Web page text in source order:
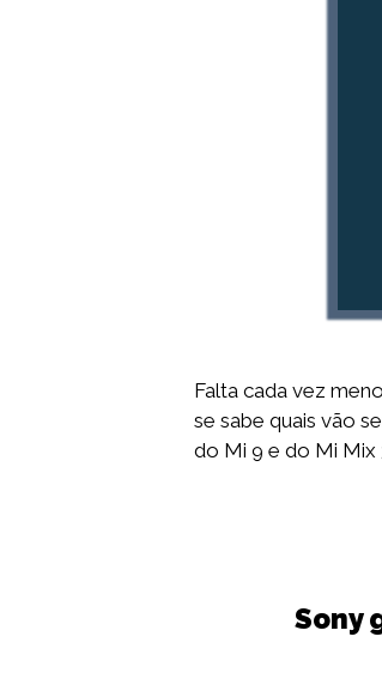
Falta cada vez
se sabe quais vão
do Mi 9 e do Mi Mix
Sony